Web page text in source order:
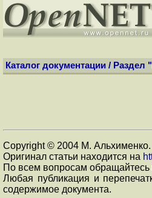
Каталог документации / Раздел "
Copyright © 2004 М. Альхименко.
Оригинал статьи находится на
По всем вопросам
Любая публикация и
содержимое документа.